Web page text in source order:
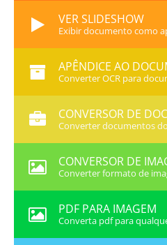
VER SLIDESHOW
Exibir documento como
APÊNDICE AO
Converter OCR para
CONVERSOR DE
Converter documentos
CONVERSOR DE
Converter formato de
PDF PARA IMAGEM
Converta pdf para